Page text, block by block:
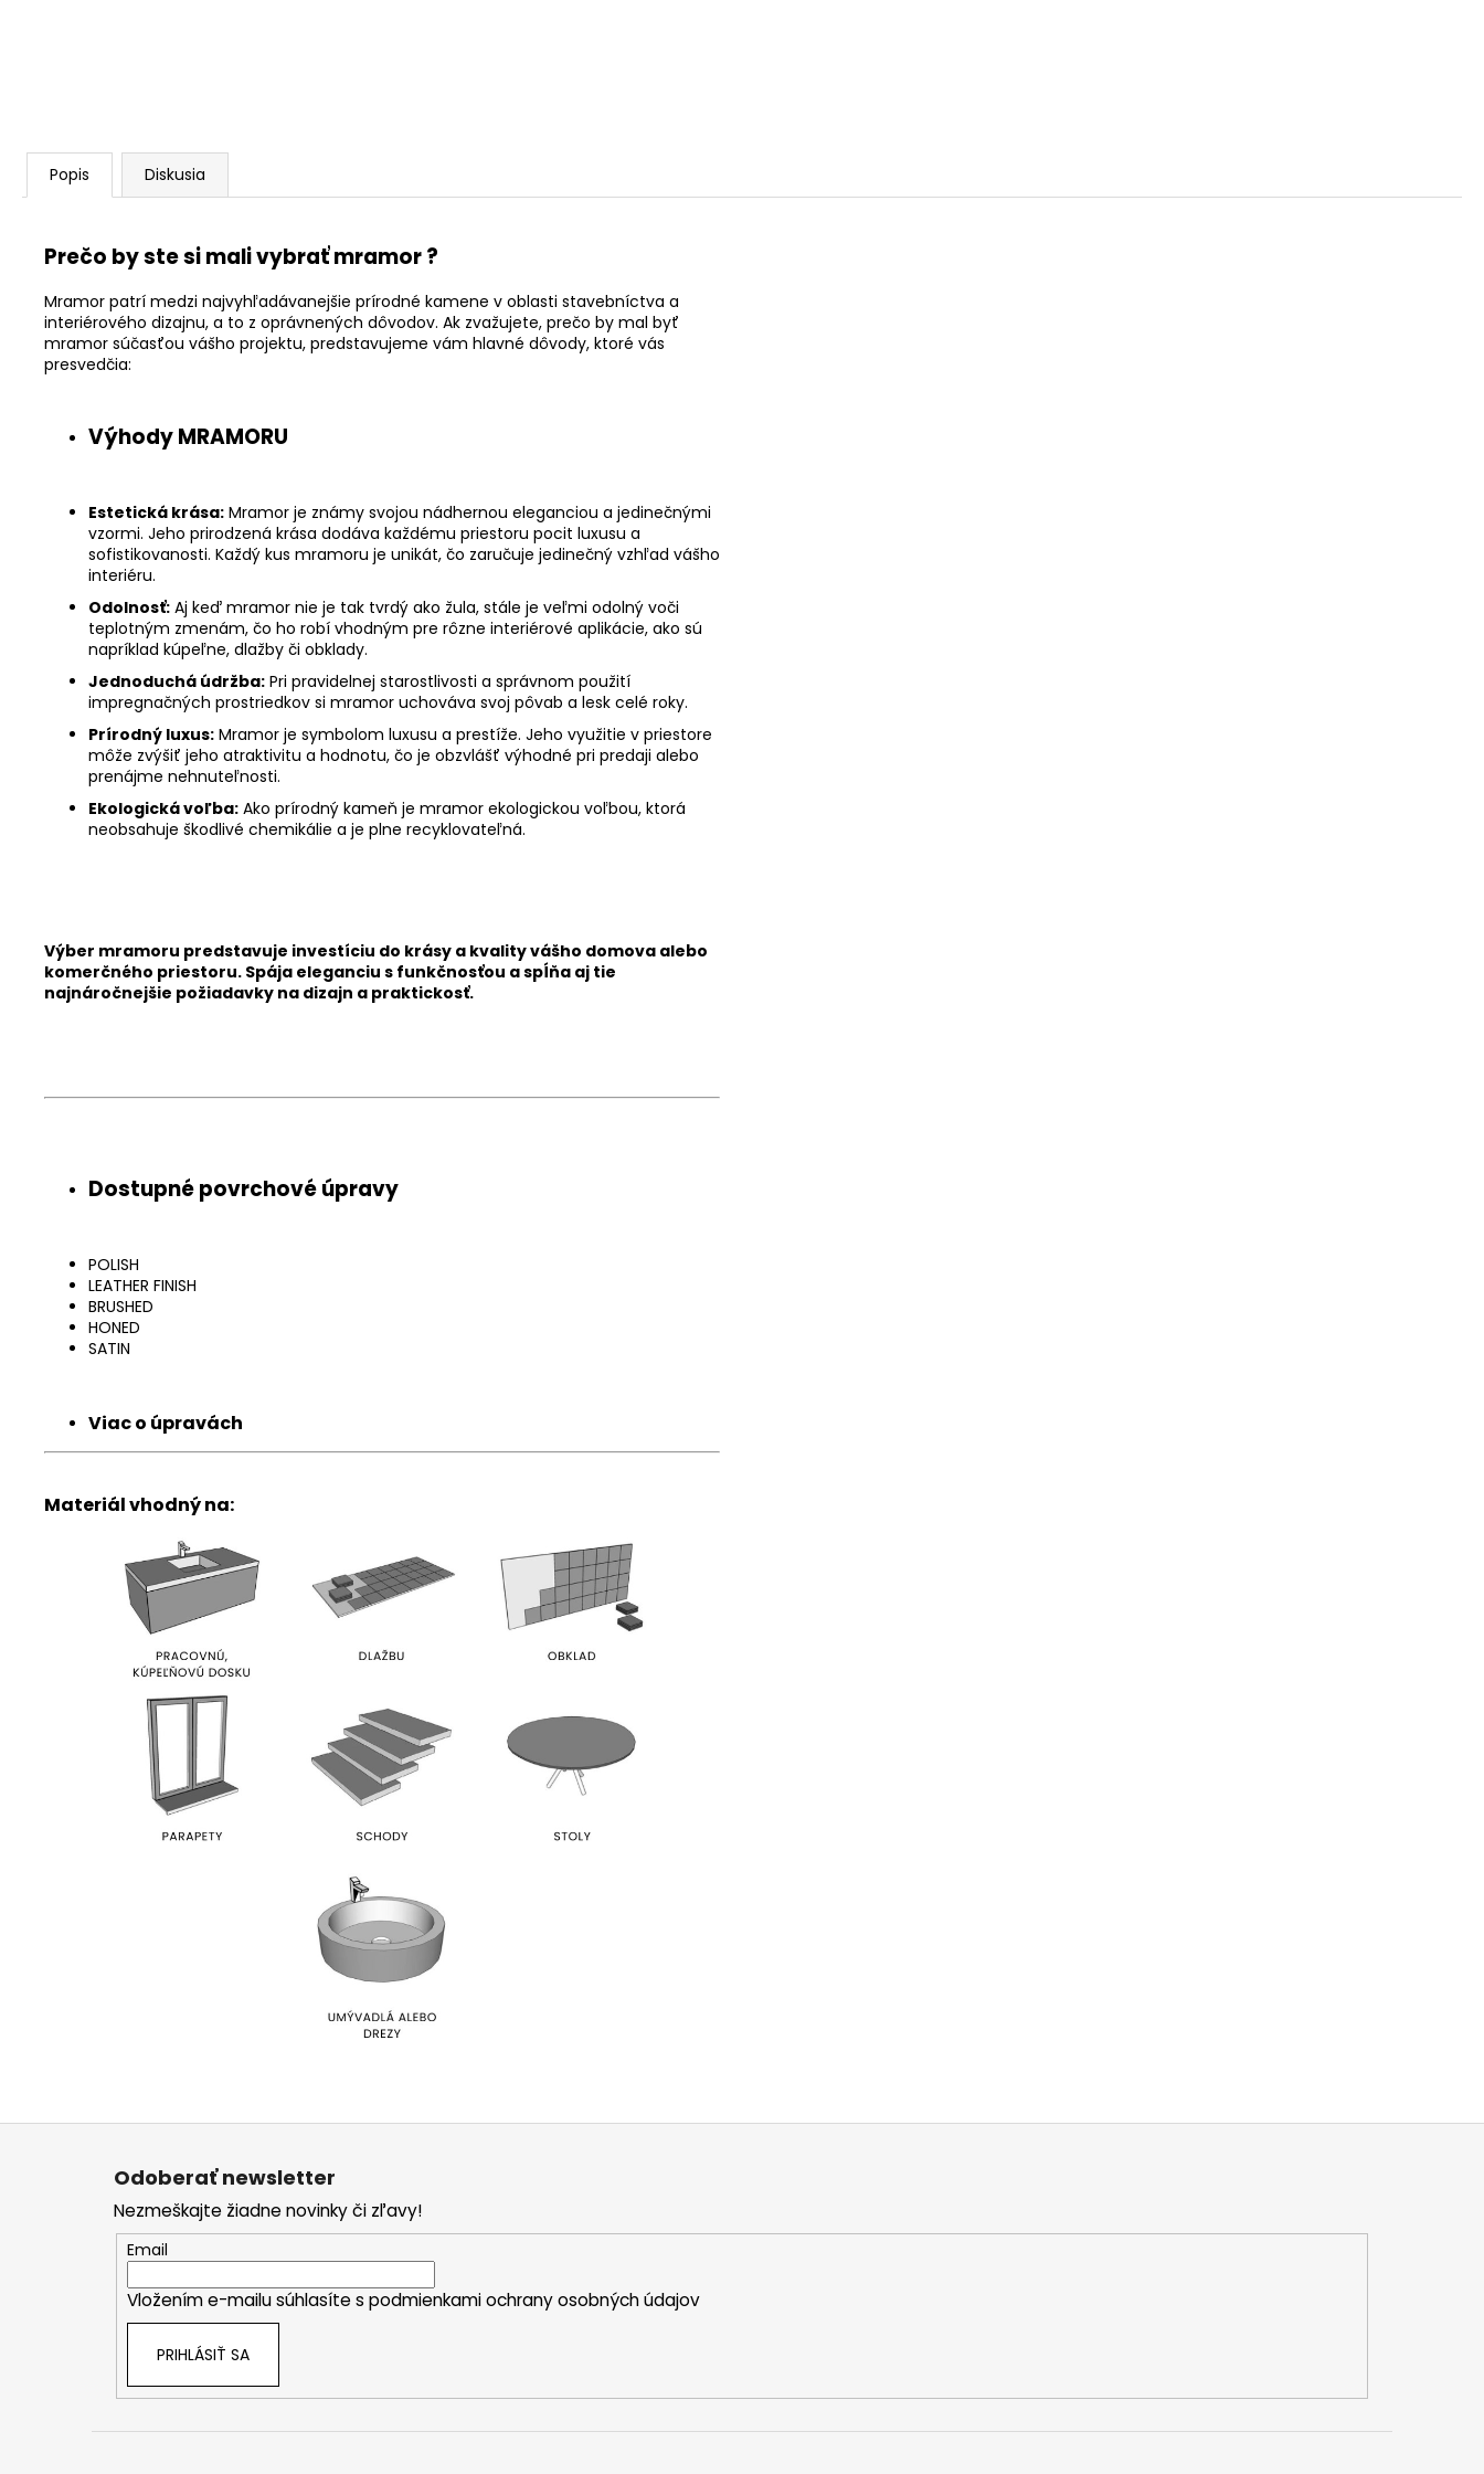
Popis Diskusia
Prečo by ste si mali vybrať mramor ?
Mramor patrí medzi najvyhľadávanejšie prírodné kamene v oblasti stavebníctva a
interiérového dizajnu, a to z oprávnených dôvodov. Ak zvažujete, prečo by mal byť
mramor súčasťou vášho projektu, predstavujeme vám hlavné dôvody, ktoré vás
presvedčia:
Výhody MRAMORU
Estetická krása: Mramor je známy svojou nádhernou eleganciou a jedinečnými
vzormi. Jeho prirodzená krása dodáva každému priestoru pocit luxusu a
sofistikovanosti. Každý kus mramoru je unikát, čo zaručuje jedinečný vzhľad vášho
interiéru.
Odolnosť: Aj keď mramor nie je tak tvrdý ako žula, stále je veľmi odolný voči
teplotným zmenám, čo ho robí vhodným pre rôzne interiérové aplikácie, ako sú
napríklad kúpeľne, dlažby či obklady.
Jednoduchá údržba: Pri pravidelnej starostlivosti a správnom použití
impregnačných prostriedkov si mramor uchováva svoj pôvab a lesk celé roky.
Prírodný luxus: Mramor je symbolom luxusu a prestíže. Jeho využitie v priestore
môže zvýšiť jeho atraktivitu a hodnotu, čo je obzvlášť výhodné pri predaji alebo
prenájme nehnuteľnosti.
Ekologická voľba: Ako prírodný kameň je mramor ekologickou voľbou, ktorá
neobsahuje škodlivé chemikálie a je plne recyklovateľná.
Výber mramoru predstavuje investíciu do krásy a kvality vášho domova alebo
komerčného priestoru. Spája eleganciu s funkčnosťou a spĺňa aj tie
najnáročnejšie požiadavky na dizajn a praktickosť.
Chat
Dostupné povrchové úpravy
POLISH
LEATHER FINISH
BRUSHED
HONED
SATIN
Viac o úpravách
Materiál vhodný na:
Z
Odoberať newsletter
Nezmeškajte žiadne novinky či zľavy!
Email
Vložením e-mailu súhlasíte s podmienkami ochrany osobných údajov
PRIHLÁSIŤ SA